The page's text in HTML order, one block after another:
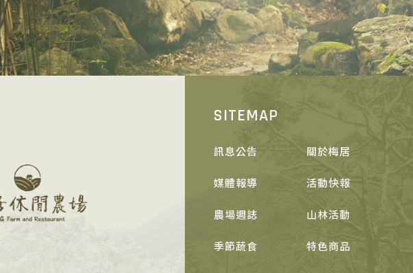
SITEMAP
訊息公告 關於梅居
媒體報導 活動快報
農場週誌 山林活動
季節蔬食 特色商品